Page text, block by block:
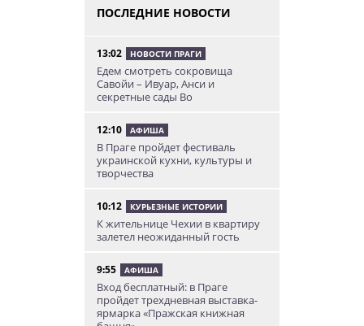
ПОСЛЕДНИЕ НОВОСТИ
13:02 НОВОСТИ ПРАГИ
Едем смотреть сокровища
Савойи – Ивуар, Анси и
секретные сады Во
12:10 АФИША
В Праге пройдет фестиваль
украинской кухни, культуры и
творчества
10:12 КУРЬЕЗНЫЕ ИСТОРИИ
К жительнице Чехии в квартиру
залетел неожиданный гость
9:55 АФИША
Вход бесплатный: в Праге
пройдет трехдневная выставка-
ярмарка «Пражская книжная